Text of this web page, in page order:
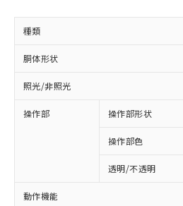
種類
胴体形状
照光/非照光
操作部 操作部形状
操作部色
透明/不透明
動作機能